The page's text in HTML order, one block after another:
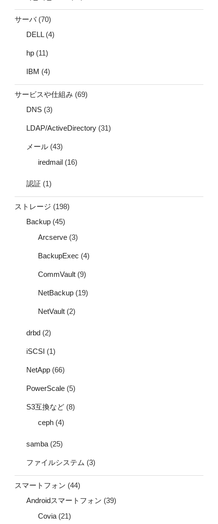
サーバ(70)
DELL(4)
hp (11)
IBM (4)
サービスや仕組み (69)
DNS (3)
LDAP/ActiveDirectory (31)
メール (43)
iredmail (16)
認証 (1)
ストレージ (198)
Backup (45)
Arcserve (3)
BackupExec (4)
CommVault (9)
NetBackup (19)
NetVault (2)
drbd (2)
iSCSI (1)
NetApp (66)
PowerScale (5)
S3互換など (8)
ceph (4)
samba (25)
ファイルシステム (3)
スマートフォン (44)
Androidスマートフォン (39)
Covia (21)